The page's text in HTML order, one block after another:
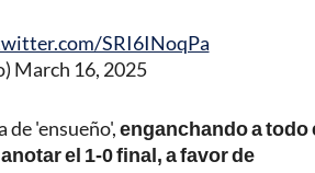
SRI6INoqPa
March 16, 2025
de 'ensueño',enganchando a todo
el 1-0 final, a favor de